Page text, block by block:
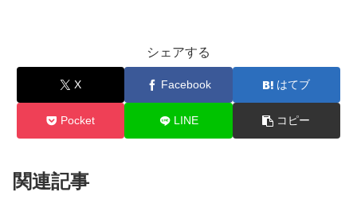
シェアする
X Facebook はてブ
Pocket LINE コピー
関連記事